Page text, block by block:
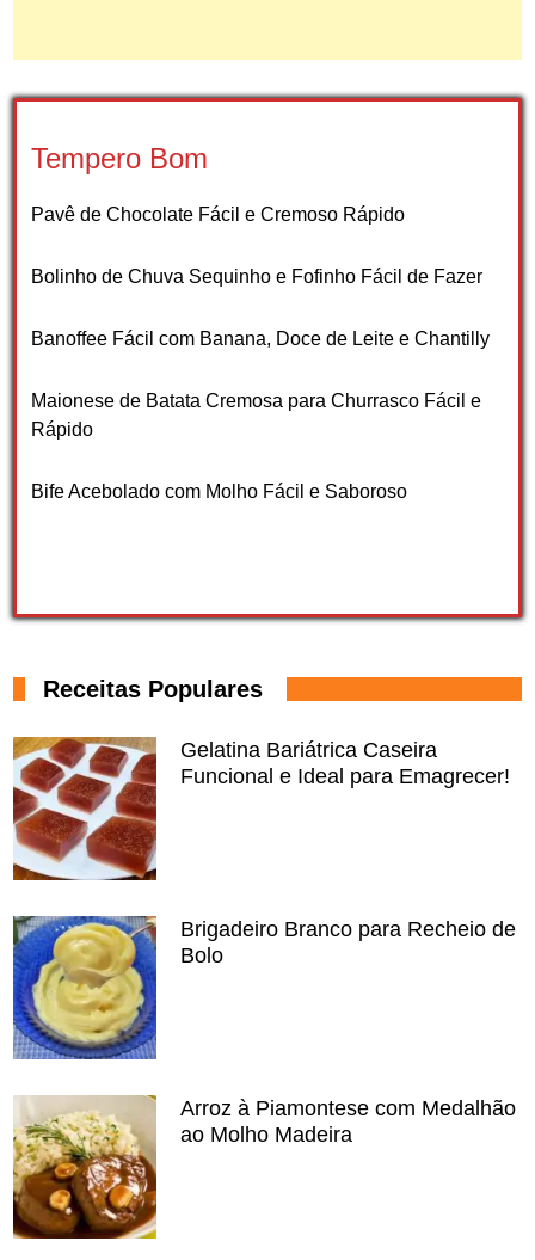
Tempero Bom
Pavê de Chocolate Fácil e Cremoso Rápido
Bolinho de Chuva Sequinho e Fofinho Fácil de Fazer
Banoffee Fácil com Banana, Doce de Leite e Chantilly
Maionese de Batata Cremosa para Churrasco Fácil e
Rápido
Bife Acebolado com Molho Fácil e Saboroso
Receitas Populares
Gelatina Bariátrica Caseira
Funcional e Ideal para Emagrecer!
Brigadeiro Branco para Recheio de
Bolo
Arroz à Piamontese com Medalhão
ao Molho Madeira